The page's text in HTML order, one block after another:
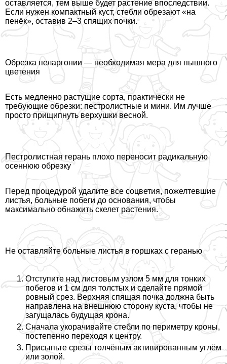
оставляется, тем выше будет растение впоследствии.
Если нужен компактный куст, стeбли обрезают «на
пенёк», оставив 2–3 спящих почки.
Обрезка пеларгонии — необходимая мера для пышного
цветения
Есть медленно растущие сорта, пpaктически не
требующие обрезки: пестролистные и мини. Им лучше
просто прищипнуть верхушки весной.
Пестролистная герань плохо переносит радикальную
осеннюю обрезку
Перед процедурой удалите все соцветия, пожелтевшие
листья, больные побеги до основания, чтобы
максимально обнажить скелет растения.
Не оставляйте больные листья в горшках с геранью
Отступите над листовым узлом 5 мм для тонких
побегов и 1 см для толстых и сделайте прямой
ровный срез. Верхняя спящая почка должна быть
направлена на внешнюю сторону куста, чтобы не
загущалась будущая крона.
Сначала укорачивайте стeбли по периметру кроны,
постепенно переходя к центру.
Присыпьте срезы толчёным активированным углём
или золой.